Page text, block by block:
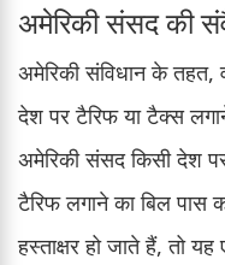
अमेरिकी संसद की
अमेरिकी संविधान के तहत,
देश पर टैरिफ या टैक्स
अमेरिकी संसद किसी देश
टैरिफ लगाने का बिल पास
हस्ताक्षर हो जाते हैं, तो